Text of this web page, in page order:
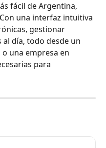
fácil de Argentina,
una interfaz intuitiva
gestionar
día, todo desde un
una empresa en
para